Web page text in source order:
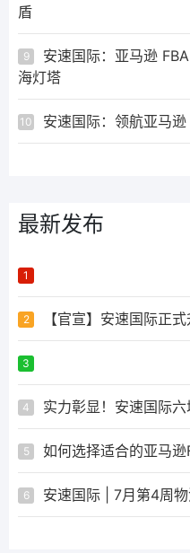
盾
9
安速国际：亚马逊
海灯塔
10 安速国际：领航亚马
最新发布
1
2 【官宣】安速国际正
3
4 实力彰显！安速国际
5 如何选择适合的亚马逊
6 安速国际 | 7月第4周